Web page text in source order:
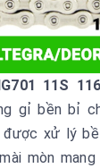
11S
gỉ bền bỉ
xử lý
mòn